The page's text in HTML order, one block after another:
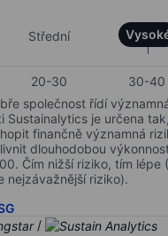
Střední
20-30 30-40
společnost řídí
Sustainalytics je určena
finančně významná
dlouhodobou
Čím nižší riziko, tím lépe
nejzávažnější riziko).
/